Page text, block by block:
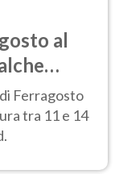
al
Ferragosto
tra 11 e 14